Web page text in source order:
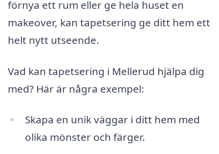
förnya ett rum eller ge hela huset en
makeover, kan tapetsering ge ditt hem ett
helt nytt utseende.
Vad kan tapetsering i Mellerud hjälpa dig
med? Här är några exempel:
Skapa en unik väggar i ditt hem med
olika mönster och färger.